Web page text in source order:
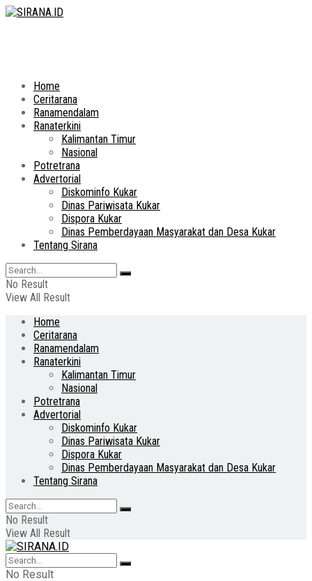
Home
Ceritarana
Ranamendalam
Ranaterkini
Kalimantan Timur
Nasional
Potretrana
Advertorial
Diskominfo Kukar
Dinas Pariwisata Kukar
Dispora Kukar
Dinas Pemberdayaan Masyarakat dan Desa Kukar
Tentang Sirana
No Result
View All Result
Home
Ceritarana
Ranamendalam
Ranaterkini
Kalimantan Timur
Nasional
Potretrana
Advertorial
Diskominfo Kukar
Dinas Pariwisata Kukar
Dispora Kukar
Dinas Pemberdayaan Masyarakat dan Desa Kukar
Tentang Sirana
No Result
View All Result
No Result